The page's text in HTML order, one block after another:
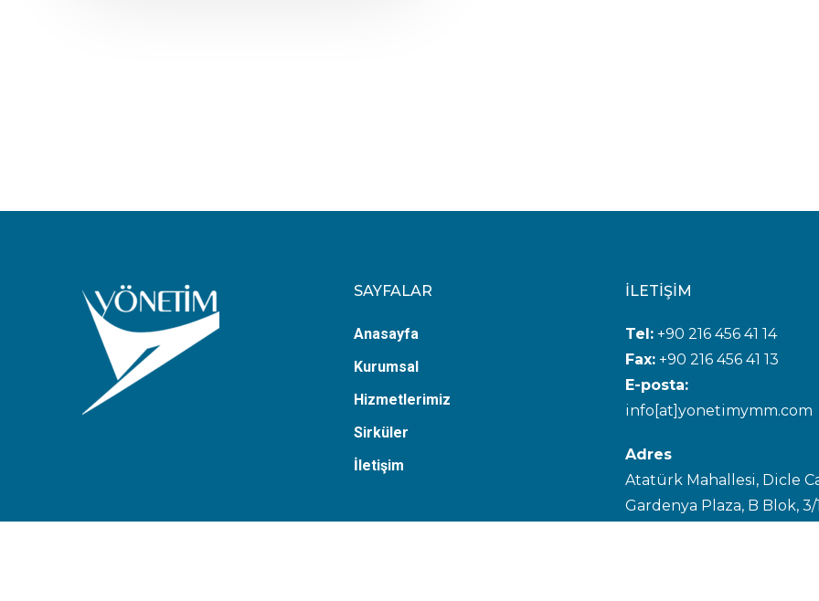
SAYFALAR
Anasayfa
Kurumsal
Hizmetlerimiz
Sirküler
İletişim
İLETİŞİM
Tel: +90 216 456 41 14
Fax:+90 216 456 41 13
E-posta:
info[at]yonetimymm.com
Adres
Atatürk Mahallesi, Dicle
Gardenya Plaza, B Blok, 3/